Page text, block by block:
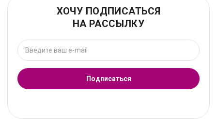
ХОЧУ ПОДПИСАТЬСЯ
НА РАССЫЛКУ
Подписаться